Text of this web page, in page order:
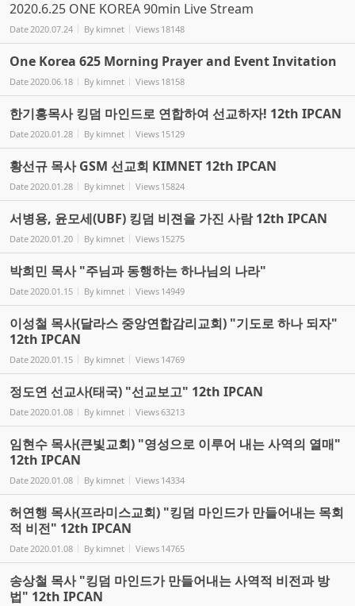
2020.6.25 ONE KOREA 90min Live Stream
Date 2020.07.24 By kimnet Views 18148
One Korea 625 Morning Prayer and Event Invitation
Date 2020.06.18 By kimnet Views 18158
한기홍목사 킹덤 마인드로 연합하여 선교하자! 12th IPCAN
Date 2020.01.28 By kimnet Views 15129
황선규 목사 GSM 선교회 KIMNET 12th IPCAN
Date 2020.01.28 By kimnet Views 15824
서병용, 윤모세(UBF) 킹덤 비젼을 가진 사람 12th IPCAN
Date 2020.01.20 By kimnet Views 15275
박희민 목사 "주님과 동행하는 하나님의 나라"
Date 2020.01.15 By kimnet Views 14949
이성철 목사(달라스 중앙연합감리교회) "기도로 하나 되자"
12th IPCAN
Date 2020.01.15 By kimnet Views 14769
정도연 선교사(태국) "선교보고" 12th IPCAN
Date 2020.01.08 By kimnet Views63213
임현수 목사(큰빛교회) "영성으로 이루어 내는 사역의 열매"
12th IPCAN
Date 2020.01.08 By kimnet Views 14334
허연행 목사(프라미스교회) "킹덤 마인드가 만들어내는 목회
적 비전" 12th IPCAN
Date 2020.01.08 By kimnet Views 14765
송상철 목사 "킹덤 마인드가 만들어내는 사역적 비전과 방
법" 12th IPCAN